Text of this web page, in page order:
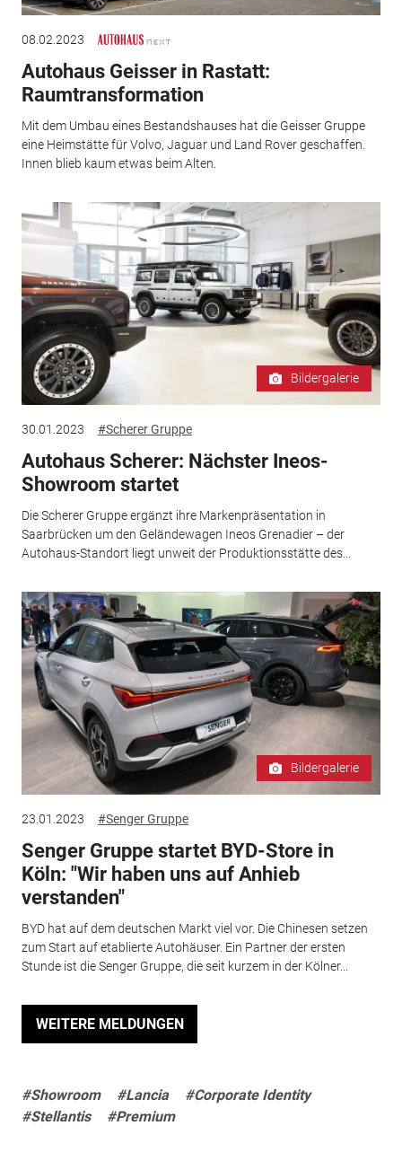
08.02.2023
Autohaus Geisser in Rastatt:
Raumtransformation
Mit dem Umbau eines Bestandshauses hat die Geisser Gruppe
eine Heimstätte für Volvo, Jaguar und Land Rover geschaffen.
Innen blieb kaum etwas beim Alten.
Bildergalerie
30.01.2023 #Scherer Gruppe
Autohaus Scherer: Nächster Ineos-
Showroom startet
Die Scherer Gruppe ergänzt ihre Markenpräsentation in
Saarbrücken um den Geländewagen Ineos Grenadier – der
Autohaus-Standort liegt unweit der Produktionsstätte des...
Bildergalerie
23.01.2023 #Senger Gruppe
Senger Gruppe startet BYD-Store in
Köln: "Wir haben uns auf Anhieb
verstanden"
BYD hat auf dem deutschen Markt viel vor. Die Chinesen setzen
zum Start auf etablierte Autohäuser. Ein Partner der ersten
Stunde ist die Senger Gruppe, die seit kurzem in der Kölner...
WEITERE MELDUNGEN
#Showroom #Lancia
#Corporate Identity
#Stellantis
#Premium